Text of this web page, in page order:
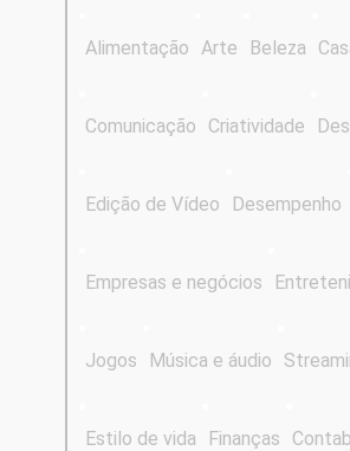
Alimentação Arte Beleza
Comunicação Criatividade
Edição de Vídeo Desempenho
Empresas e negócios
Jogos Música e áudio
Estilo de vida Finanças